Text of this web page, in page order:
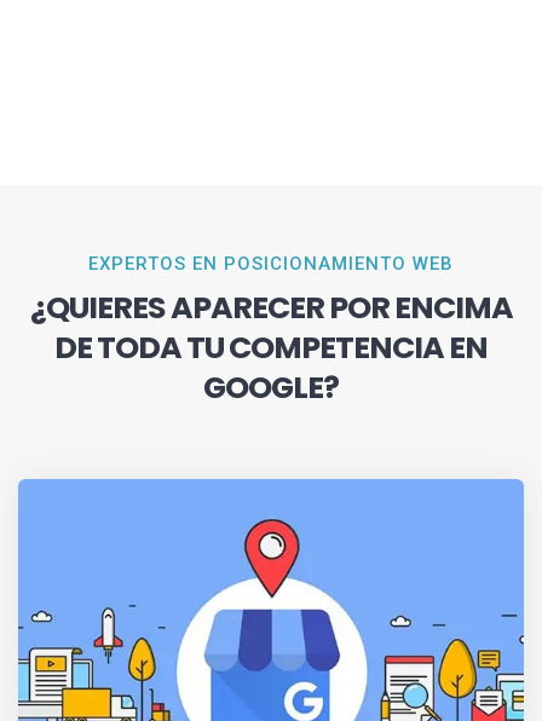
EXPERTOS EN POSICIONAMIENTO WEB
¿QUIERES APARECER POR ENCIMA
DE TODA TU COMPETENCIA EN
GOOGLE?